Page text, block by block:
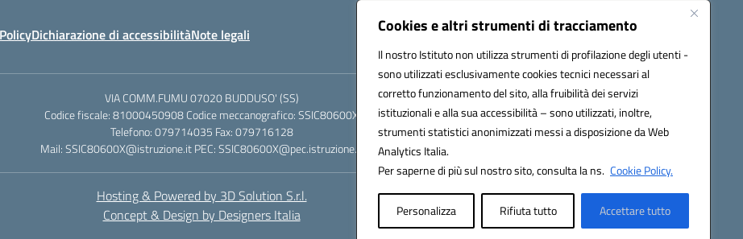
Cookies e altri strumenti di tracciamento
Il nostro Istituto non utilizza strumenti di profilazione degli utenti -
sono utilizzati esclusivamente cookies tecnici necessari al
corretto funzionamento del sito, alla fruibilità dei servizi
istituzionali e alla sua accessibilità – sono utilizzati, inoltre,
strumenti statistici anonimizzati messi a disposizione da Web
Analytics Italia.
Per saperne di più sul nostro sito, consulta la ns. Cookie Policy.
Personalizza Rifiuta tutto Accettare tutto
Dichiarazione di accessibilitàNote legali
VIA COMM.FUMU 07020 BUDDUSO' (SS)
Codice fiscale: 81000450908 Codice meccanografico: SSIC80600X
Telefono: 079714035 Fax: 079716128
Mail: SSIC80600X@istruzione.it PEC: SSIC80600X@pec.istruzione.it
Hosting & Powered by 3D Solution S.r.l.
Concept & Design by Designers Italia